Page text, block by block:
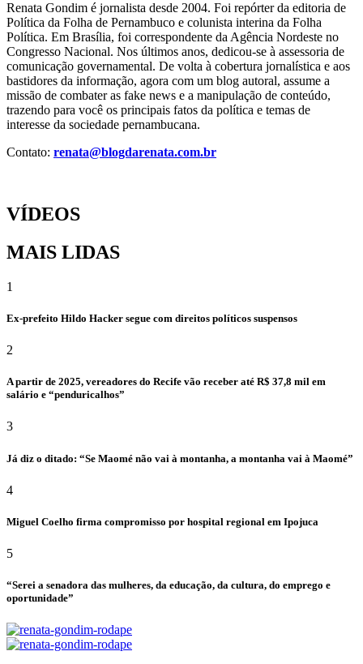
Renata Gondim é jornalista desde 2004. Foi repórter da editoria de
Política da Folha de Pernambuco e colunista interina da Folha
Política. Em Brasília, foi correspondente da Agência Nordeste no
Congresso Nacional. Nos últimos anos, dedicou-se à assessoria de
comunicação governamental. De volta à cobertura jornalística e aos
bastidores da informação, agora com um blog autoral, assume a
missão de combater as fake news e a manipulação de conteúdo,
trazendo para você os principais fatos da política e temas de
interesse da sociedade pernambucana.
Contato: renata@blogdarenata.com.br
VÍDEOS
MAIS LIDAS
1
Ex-prefeito Hildo Hacker segue com direitos políticos suspensos
2
A partir de 2025, vereadores do Recife vão receber até R$ 37,8 mil em
salário e “penduricalhos”
3
Já diz o ditado: “Se Maomé não vai à montanha, a montanha vai à Maomé”
4
Miguel Coelho firma compromisso por hospital regional em Ipojuca
5
“Serei a senadora das mulheres, da educação, da cultura, do emprego e
oportunidade”